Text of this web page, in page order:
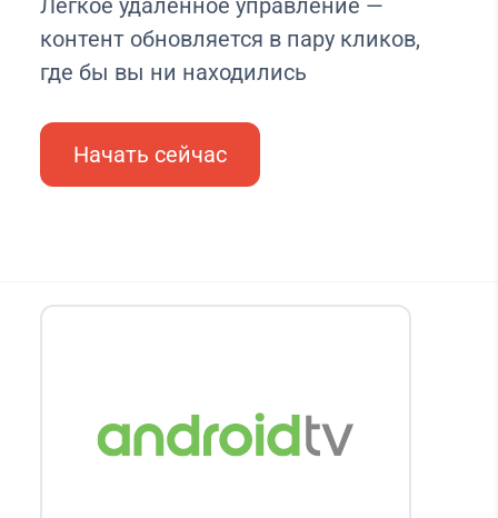
контент обновляется в пару кликов,
где бы вы ни находились
Начать сейчас